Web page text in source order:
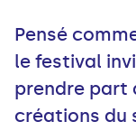
Pensé
le festival
prendre part
créations du